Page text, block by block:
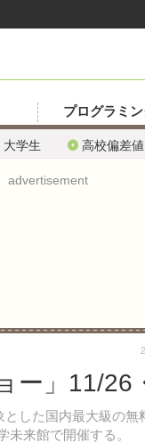
大学生 高校偏差値
プログラミ
advertisement
ー」11/26
した国内最大級の無
来館で開催する。